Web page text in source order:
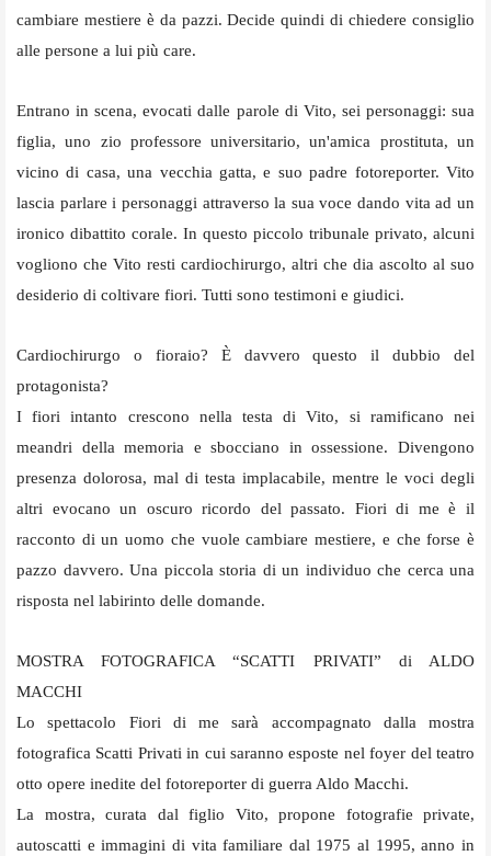
cambiare mestiere è da pazzi. Decide quindi di chiedere consiglio
alle persone a lui più care.
Entrano in scena, evocati dalle parole di Vito, sei personaggi: sua
figlia, uno zio professore universitario, un'amica prostituta, un
vicino di casa, una vecchia gatta, e suo padre fotoreporter. Vito
lascia parlare i personaggi attraverso la sua voce dando vita ad un
ironico dibattito corale. In questo piccolo tribunale privato, alcuni
vogliono che Vito resti cardiochirurgo, altri che dia ascolto al suo
desiderio di coltivare fiori. Tutti sono testimoni e giudici.
Cardiochirurgo o fioraio? È davvero questo il dubbio del
protagonista?
I fiori intanto crescono nella testa di Vito, si ramificano nei
meandri della memoria e sbocciano in ossessione. Divengono
presenza dolorosa, mal di testa implacabile, mentre le voci degli
altri evocano un oscuro ricordo del passato. Fiori di me è il
racconto di un uomo che vuole cambiare mestiere, e che forse è
pazzo davvero. Una piccola storia di un individuo che cerca una
risposta nel labirinto delle domande.
MOSTRA FOTOGRAFICA “SCATTI PRIVATI” di ALDO
MACCHI
Lo spettacolo Fiori di me sarà accompagnato dalla mostra
fotografica Scatti Privati in cui saranno esposte nel foyer del teatro
otto opere inedite del fotoreporter di guerra Aldo Macchi.
La mostra, curata dal figlio Vito, propone fotografie private,
autoscatti e immagini di vita familiare dal 1975 al 1995, anno in